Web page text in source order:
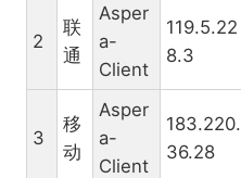
2
联
通
Asper
a-
Client
119.5.22
8.3
3
移
动
Asper
a-
Client
183.220.
36.28